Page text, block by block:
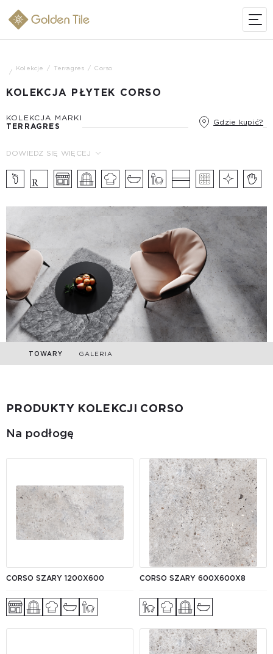
Kolekcje Terragres Corso
KOLEKCJA PŁYTEK CORSO
KOLEKCJA MARKI
TERRAGRES
Gdzie kupić?
DOWIEDZ SIĘ WIĘCEJ
TOWARY GALERIA
PRODUKTY KOLEKCJI CORSO
Na podłogę
CORSO SZARY 1200X600 CORSO SZARY 600X600X8